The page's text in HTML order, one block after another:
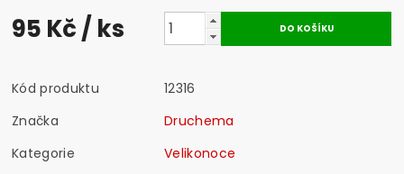
95 Kč/ ks
Kód produktu
12316
Značka
Druchema
Kategorie
Velikonoce